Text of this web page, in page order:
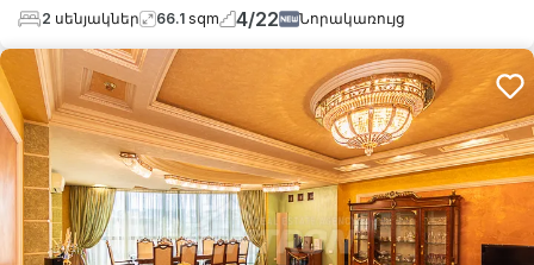
2 սենյակներ 66.1 sqm 4/22 Նորակառույց